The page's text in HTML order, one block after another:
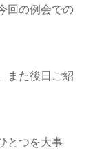
回の例会での
また後日ご紹
とつを大事